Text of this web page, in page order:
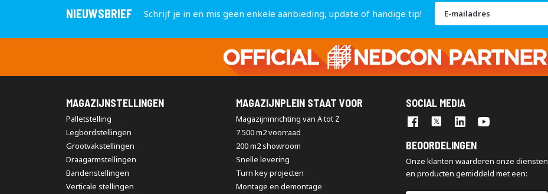
NIEUWSBRIEF Schrijf je in en mis geen enkele aanbieding, update of handige tip!
Abonneer
op
onze
nieuwsbrief
MAGAZIJNSTELLINGEN
Palletstelling
Legbordstellingen
Grootvakstellingen
Draagarmstellingen
Bandenstellingen
Verticale stellingen
MAGAZIJNPLEIN STAAT VOOR
Magazijninrichting van A tot Z
7.500 m2 voorraad
200 m2 showroom
Snelle levering
Turn key projecten
Montage en demontage
SOCIAL MEDIA
BEOORDELINGEN
Onze klanten waarderen onze diensten
en producten gemiddeld met een: